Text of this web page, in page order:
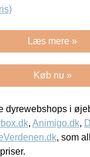
Læs mere »
Køb nu »
dyrewebshops i
, Animigo.dk,
, som